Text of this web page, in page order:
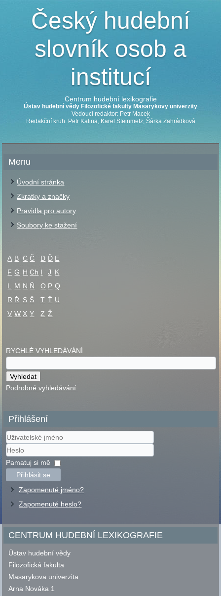
Český hudební
slovník osob a
institucí
Centrum hudební lexikografie
Ústav hudební vědy Filozofické fakulty Masarykovy univerzity
Vedoucí redaktor: Petr Macek
Redakční kruh: Petr Kalina, Karel Steinmetz, Šárka Zahrádková
Menu
Úvodní stránka
Zkratky a značky
Pravidla pro autory
Soubory ke stažení
A B C Č D Ď E
F G H Ch I J K
L
M N Ň O P Q
R Ř S Š T Ť U
V W X Y Z Ž
RYCHLÉ VYHLEDÁVÁNÍ
Podrobné vyhledávání
Přihlášení
Uživatelské
jméno
Heslo
Pamatuj si mě
Přihlásit se
Zapomenuté jméno?
Zapomenuté heslo?
CENTRUM HUDEBNÍ LEXIKOGRAFIE
Ústav hudební vědy
Filozofická fakulta
Masarykova univerzita
Arna Nováka 1